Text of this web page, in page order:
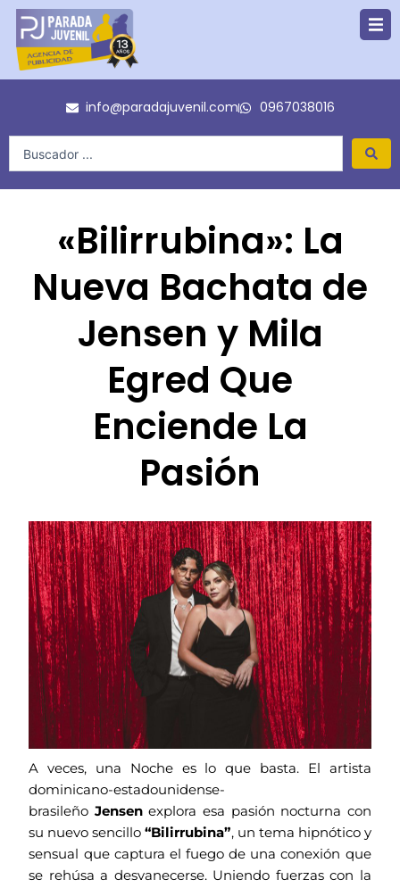
contenido
info@paradajuvenil.com 0967038016
«Bilirrubina»: La
Nueva Bachata de
Jensen y Mila
Egred Que
Enciende La
Pasión
A veces, una Noche es lo que basta. El artista
dominicano-estadounidense-
brasileño Jensenexplora esa pasión nocturna con
su nuevo sencillo “Bilirrubina”, un tema hipnótico y
sensual que captura el fuego de una conexión que
se rehúsa a desvanecerse. Uniendo fuerzas con la